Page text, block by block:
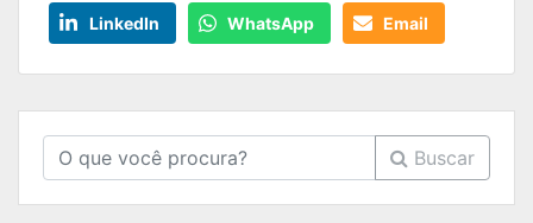
LinkedIn WhatsApp Email
Buscar